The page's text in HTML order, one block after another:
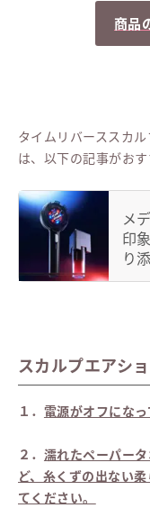
商品
タイムリバーススカ
は、以下の記事がおす
メ
印
り
スカルプエアシ
１． 電源がオフにな
２． 濡れたペーパー
ど、糸くずの出ない
てください。